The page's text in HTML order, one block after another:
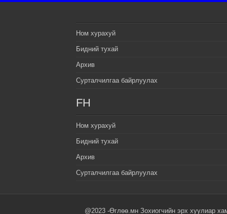
Ном хурахуй
Бидний тухай
Архив
Сурталчилгаа байрлуулах
FH
Ном хурахуй
Бидний тухай
Архив
Сурталчилгаа байрлуулах
@2023 -Өглөө.мн Зохиогчийн эрх хуулиар